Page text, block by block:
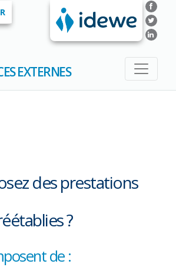
EXTERNES
des prestations
?
de :